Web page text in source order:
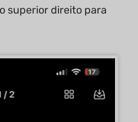
superior direito para